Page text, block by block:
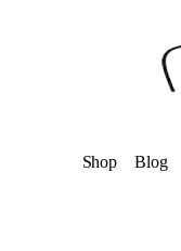
Shop Blog